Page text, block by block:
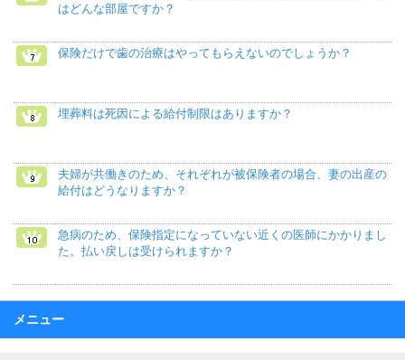
はどんな部屋ですか？
保険だけで歯の治療はやってもらえないのでしょうか？
埋葬料は死因による給付制限はありますか？
夫婦が共働きのため、それぞれが被保険者の場合、妻の出産の
給付はどうなりますか？
急病のため、保険指定になっていない近くの医師にかかりまし
た。払い戻しは受けられますか？
メニュー